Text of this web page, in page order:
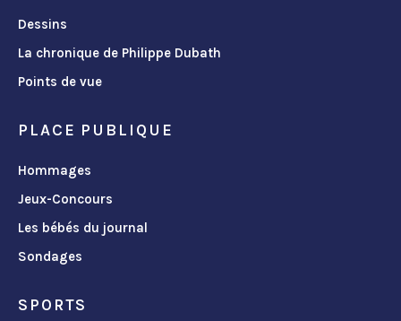
Dessins
La chronique de Philippe Dubath
Points de vue
PLACE PUBLIQUE
Hommages
Jeux-Concours
Les bébés du journal
Sondages
SPORTS